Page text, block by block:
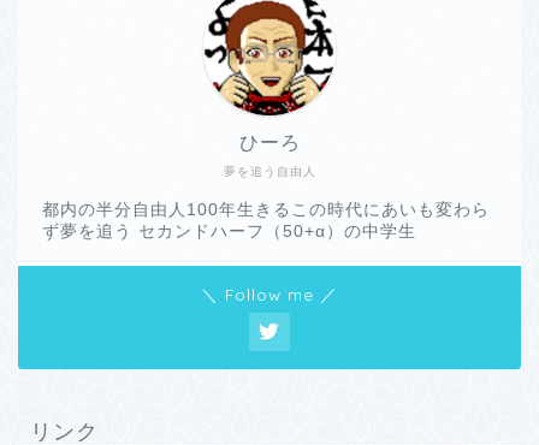
夢を追う自由人
ひーろ
都内の半分自由人100年生きるこの時代にあいも変わら
ず夢を追う セカンドハーフ（50+α）の中学生
＼ Follow me ／
リンク